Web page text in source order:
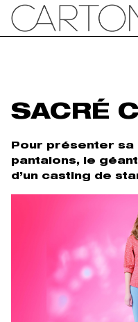
SACRÉ
Pour présenter
pantalons, le
d’un casting de